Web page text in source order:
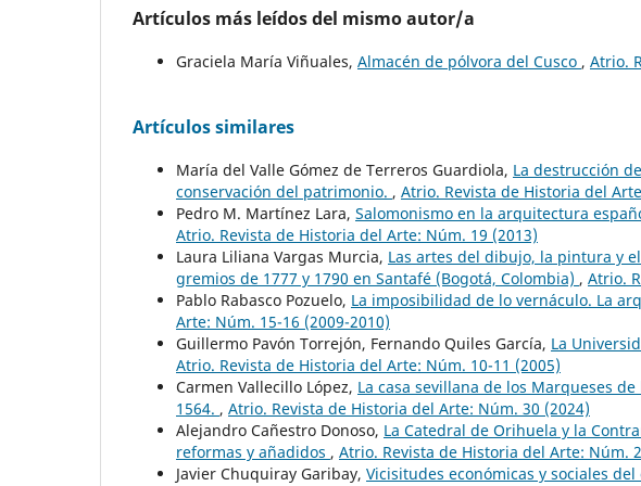
Artículos más leídos del mismo autor/a
Graciela María Viñuales, Almacén de pólvora del Cusco , Atrio.
Artículos similares
María del Valle Gómez de Terreros Guardiola, La destrucción
conservación del patrimonio. , Atrio. Revista de Historia del
Pedro M. Martínez Lara, Salomonismo en la arquitectura
Atrio. Revista de Historia del Arte: Núm. 19 (2013)
Laura Liliana Vargas Murcia, Las artes del dibujo, la pintura y
gremios de 1777 y 1790 en Santafé (Bogotá, Colombia) , Atrio.
Pablo Rabasco Pozuelo, La imposibilidad de lo vernáculo. La
Arte: Núm. 15-16 (2009-2010)
Guillermo Pavón Torrejón, Fernando Quiles García, La
Atrio. Revista de Historia del Arte: Núm. 10-11 (2005)
Carmen Vallecillo López, La casa sevillana de los Marqueses
1564. , Atrio. Revista de Historia del Arte: Núm. 30 (2024)
Alejandro Cañestro Donoso, La Catedral de Orihuela y la
reformas y añadidos , Atrio. Revista de Historia del Arte: Núm.
Javier Chuquiray Garibay, Vicisitudes económicas y sociales